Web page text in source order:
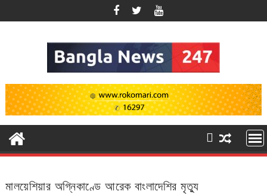
to
মালয়েশিয়ার অগ্নিকাণ্ডে আরেক বাংলাদেশির মৃত্যু